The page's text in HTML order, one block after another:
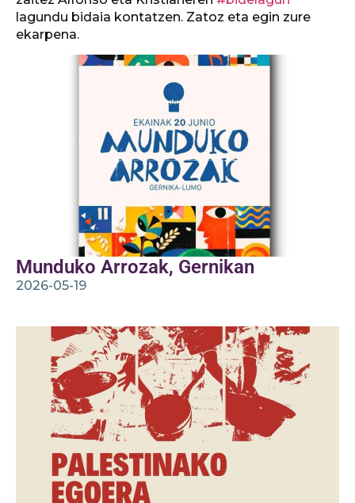
lagundu bidaia kontatzen. Zatoz eta egin zure
ekarpena.
Munduko Arrozak, Gernikan
2026-05-19